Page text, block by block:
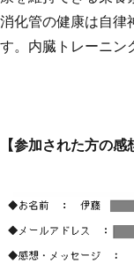
消化管の健康は自律
す。内臓トレーニン
【参加された方の感